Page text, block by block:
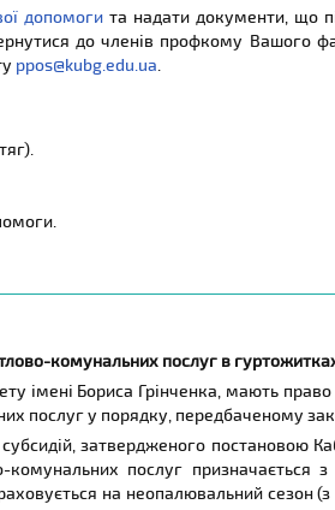
допомоги та надати документи, що
до членів профкому Вашого
ppos@kubg.edu.ua
комунальних послуг в
імені Бориса Грінченка, мають
послуг у порядку, передбаченому
затвердженого постановою
послуг призначається з
на неопалювальний сезон